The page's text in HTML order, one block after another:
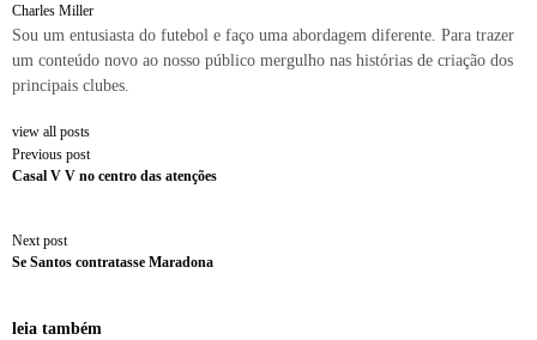
Charles Miller
Sou um entusiasta do futebol e faço uma abordagem diferente. Para trazer
um conteúdo novo ao nosso público mergulho nas histórias de criação dos
principais clubes.
view all posts
Previous post
Casal V V no centro das atenções
Next post
Se Santos contratasse Maradona
leia também